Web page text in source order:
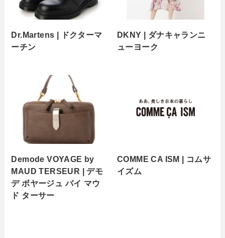
Dr.Martens | ドクターマ
ーチン
DKNY | ダナキャランニ
ューヨーク
Demode VOYAGE by
MAUD TERSEUR | デモ
デ ボヤージュ バイ マウ
ド ターサー
COMME CA ISM | コムサ
イズム